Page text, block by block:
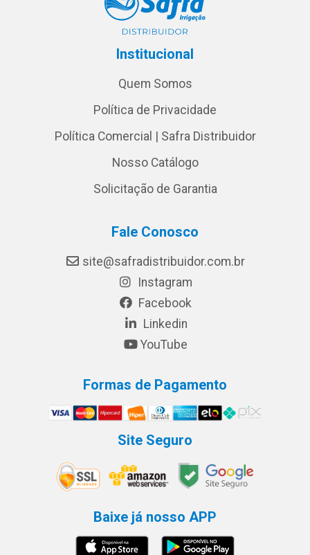
Institucional
Quem Somos
Política de Privacidade
Política Comercial | Safra Distribuidor
Nosso Catálogo
Solicitação de Garantia
Fale Conosco
site@safradistribuidor.com.br
Instagram
Facebook
Linkedin
YouTube
Formas de Pagamento
Site Seguro
Baixe já nosso APP